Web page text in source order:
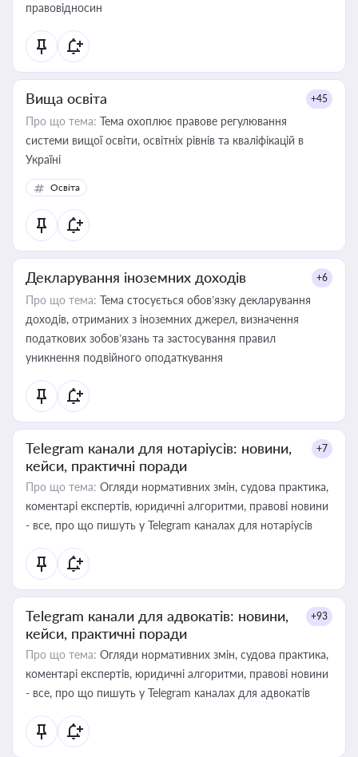
правовідносин
Вища освіта +45
Про що тема: Тема охоплює правове регулювання
системи вищої освіти, освітніх рівнів та кваліфікацій в
Україні
Освіта
Декларування іноземних доходів +6
Про що тема: Тема стосується обов’язку декларування
доходів, отриманих з іноземних джерел, визначення
податкових зобов’язань та застосування правил
уникнення подвійного оподаткування
Telegram канали для нотаріусів: новини,
кейси, практичні поради
+7
Про що тема: Огляди нормативних змін, судова практика,
коментарі експертів, юридичні алгоритми, правові новини
- все, про що пишуть у Telegram каналах для нотаріусів
Telegram канали для адвокатів: новини,
кейси, практичні поради
+93
Про що тема: Огляди нормативних змін, судова практика,
коментарі експертів, юридичні алгоритми, правові новини
- все, про що пишуть у Telegram каналах для адвокатів